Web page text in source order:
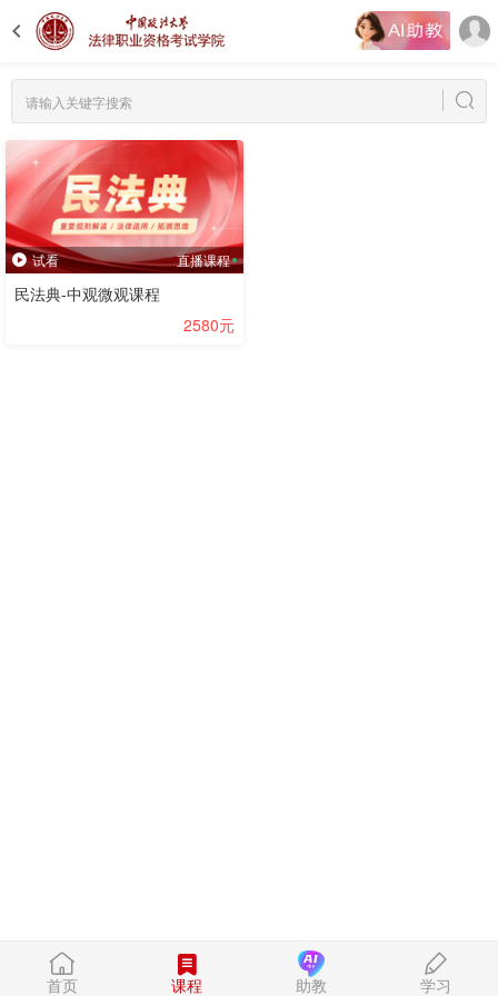
试看 直播课程
民法典-中观微观课程
2580元
首页 课程 助教 学习